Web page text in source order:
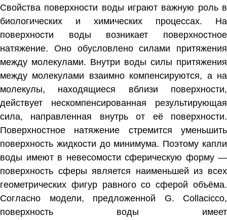
Свойства поверхности воды играют важную роль в
биологических и химических процессах. На
поверхности воды возникает
поверхностное
натяжение. Оно обусловлено силами притяжения
между молекулами. Внутри воды силы притяжения
между молекулами взаимно компенсируются, а на
молекулы, находящиеся вблизи поверхности,
действует нескомпенсированная результирующая
сила, направленная внутрь от её поверхности.
Поверхностное натяжение стремится уменьшить
поверхность жидкости до минимума. Поэтому капли
воды имеют в невесомости сферическую форму —
поверхность сферы является наименьшей из всех
геометрических фигур равного со сферой объёма.
Согласно модели, предложенной G. Collacicco,
поверхность воды имеет